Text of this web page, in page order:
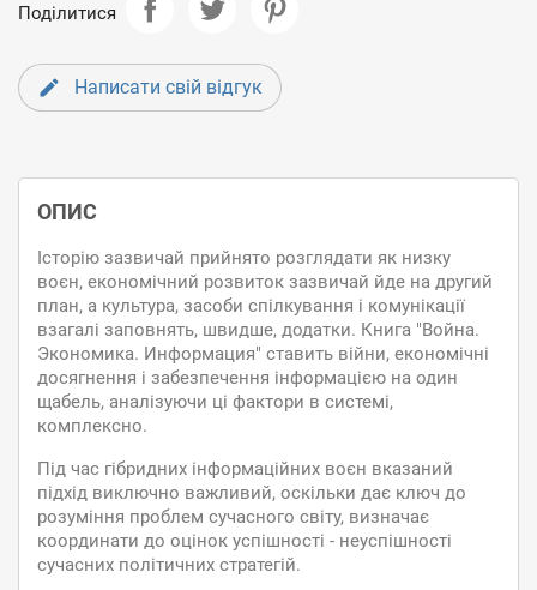
Поділитися
Написати свій відгук
ОПИС
Історію зазвичай прийнято розглядати як низку
воєн, економічний розвиток зазвичай йде на другий
план, а культура, засоби спілкування і комунікації
взагалі заповнять, швидше, додатки. Книга "Война.
Экономика. Информация" ставить війни, економічні
досягнення і забезпечення інформацією на один
щабель, аналізуючи ці фактори в системі,
комплексно.
Під час гібридних інформаційних воєн вказаний
підхід виключно важливий, оскільки дає ключ до
розуміння проблем сучасного світу, визначає
координати до оцінок успішності - неуспішності
сучасних політичних стратегій.